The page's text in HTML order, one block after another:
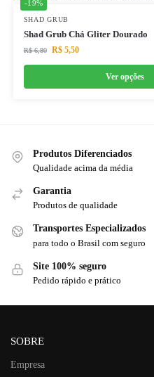
-19%
SHAD GRUB
Shad Grub Chá Gliter Dourado
R$6,80 R$5,50
Ver opções
Produtos Diferenciados
Qualidade acima da média
Garantia
Produtos de qualidade
Transportes Especializados
para todo o Brasil com seguro
Site 100% seguro
Pedido rápido e prático
SOBRE
Empresa